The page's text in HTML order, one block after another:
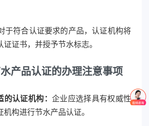
于符合认证要求的产品，认证机构将
证书，并授予节水标志。
产品认证的办理注意事项
的认证机构： 企业应选择具有权威性
构进行节水产品认证。